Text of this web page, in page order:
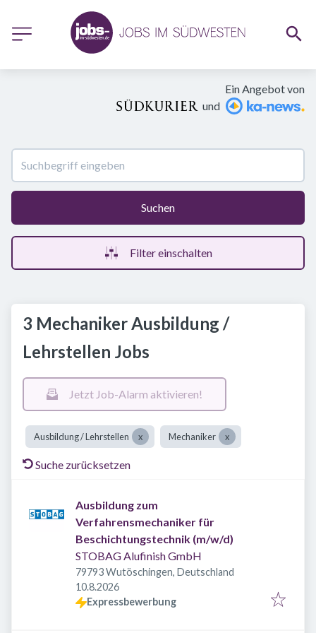
Ein Angebot von
und
Suchen
Filter einschalten
3 Mechaniker Ausbildung /
Lehrstellen Jobs
Jetzt Job-Alarm aktivieren!
Ausbildung / Lehrstellen Mechaniker
Suche zurücksetzen
Ausbildung zum
Verfahrensmechaniker für
Beschichtungstechnik (m/w/d)
STOBAG Alufinish GmbH
79793 Wutöschingen, Deutschland
Veröffentlicht
10.8.2026
Expressbewerbung